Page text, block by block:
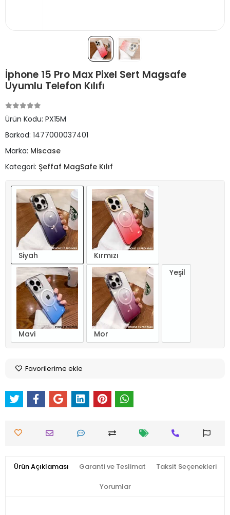
İphone 15 Pro Max Pixel Sert Magsafe
Uyumlu Telefon Kılıfı
Ürün Kodu: PX15M
Barkod: 1477000037401
Marka: Miscase
Kategori: Şeffaf MagSafe Kılıf
Siyah Kırmızı
Mavi Mor
Yeşil
Favorilerime ekle
Ürün Açıklaması Garanti ve Teslimat Taksit Seçenekleri
Yorumlar